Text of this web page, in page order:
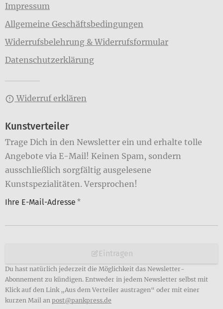
Impressum
Allgemeine Geschäftsbedingungen
Widerrufsbelehrung & Widerrufsformular
Datenschutzerklärung
Widerruf erklären
Kunstverteiler
Trage Dich in den Newsletter ein und erhalte tolle
Angebote via E-Mail! Keinen Spam, sondern
ausschließlich sorgfältig ausgelesene
Kunstspezialitäten. Versprochen!
Ihre E-Mail-Adresse *
Eintragen
Du hast natürlich jederzeit die Möglichkeit das Newsletter-
Abonnement zu kündigen. Entweder in jedem Newsletter selbst mit
Klick auf den Link „Aus dem Verteiler austragen“ oder mit einer
kurzen Mail an post@pankpress.de